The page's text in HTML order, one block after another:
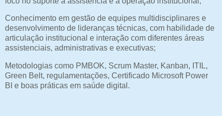
Conhecimento em gestão de equipes multidisciplinares e
desenvolvimento de lideranças técnicas, com habilidade de
articulação institucional e interação com diferentes áreas
assistenciais, administrativas e executivas;
Metodologias como PMBOK, Scrum Master, Kanban, ITIL,
Green Belt, regulamentações, Certificado Microsoft Power
BI e boas práticas em saúde digital.